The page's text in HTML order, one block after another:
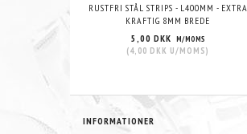
RUSTFRI STÅL STRIPS - L400MM - EXTRA
KRAFTIG 8MM BREDE
5,00 DKK M/MOMS
(4,00 DKK U/MOMS)
INFORMATIONER